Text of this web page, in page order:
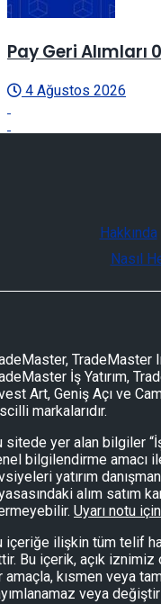
Pay Geri
4 Ağustos 2026
Hakkında
Nasıl
TradeMaster
İş Yatırım,
Art, Geniş Açı ve
markalarıdır.
sitede yer alan bilgiler
bilgilendirme amacı
yatırım
alım satım
Uyarı notu
içeriğe ilişkin tüm telif
Bu içerik, açık iznimiz
amaçla, kısmen veya
veya